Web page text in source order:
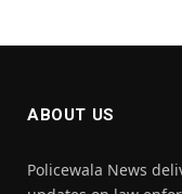
ABOUT US
Policewala News